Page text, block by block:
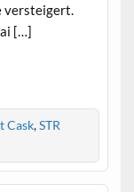
versteigert.
[…]
Cask,STR